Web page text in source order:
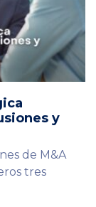
y
de M&A
tres